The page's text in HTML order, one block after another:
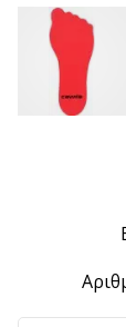
αξίζει…
25. 11. 2024
χάντμπολ
μας